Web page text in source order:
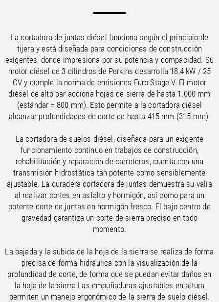
Ireland/
EN
Italy/ EN IT
Kazakhstan/ EN
Latvia/EN
Liechtenstein/EN DE
Lithuania /EN
Luxembourg/EN DE FR
Malta/ EN
Norway /EN
Poland/EN
Portugal/ EN ES
Romania/EN
Russian Federation/EN
Serbia/EN
Slovakia/EN
Slovenia /EN
Spain/EN ES
Switzerland/ EN DE FR IT
Turkey/EN
Ukraine/ EN
United Kingdom
/
Taiwan/
EN
Thailand/EN
United Arab Emirates/EN
Uzbekistan/EN
Viet Nam/EN
La cortadora de juntas diésel funciona según el principio de
tijera y está diseñada para condiciones de construcción
exigentes, donde impresiona por su potencia y compacidad. Su
motor diésel de 3 cilindros de Perkins desarrolla 18,4 kW / 25
CV y cumple la norma de emisiones Euro Stage V. El motor
diésel de alto par acciona hojas de sierra de hasta 1.000 mm
(estándar = 800 mm). Esto permite a la cortadora diésel
alcanzar profundidades de corte de hasta 415 mm (315 mm).
La cortadora de suelos diésel, diseñada para un exigente
funcionamiento continuo en trabajos de construcción,
rehabilitación y reparación de carreteras, cuenta con una
transmisión hidrostática tan potente como sensiblemente
ajustable. La duradera cortadora de juntas demuestra su valía
al realizar cortes en asfalto y hormigón, así como para un
potente corte de juntas en hormigón fresco. El bajo centro de
gravedad garantiza un corte de sierra preciso en todo
momento.
La bajada y la subida de la hoja de la sierra se realiza de forma
precisa de forma hidráulica con la visualización de la
profundidad de corte, de forma que se puedan evitar daños en
la hoja de la sierra Las empuñaduras ajustables en altura
permiten un manejo ergonómico de la sierra de suelo diésel.